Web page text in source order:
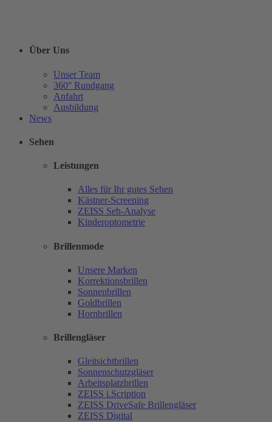
Über Uns
Unser Team
360° Rundgang
Anfahrt
Ausbildung
News
Sehen
Leistungen
Alles für Ihr gutes Sehen
Kästner-Screening
ZEISS Seh-Analyse
Kinderoptometrie
Brillenmode
Unsere Marken
Korrektionsbrillen
Sonnenbrillen
Goldbrillen
Hornbrillen
Brillengläser
Gleitsichtbrillen
Sonnenschutzgläser
Arbeitsplatzbrillen
ZEISS i.Scription
ZEISS DriveSafe Brillengläser
ZEISS Digital